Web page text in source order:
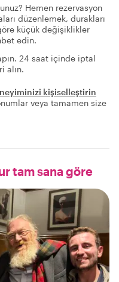
Hemen rezervasyon
düzenlemek, durakları
küçük değişiklikler
edin.
24 saat içinde iptal
alın.
kişiselleştirin
veya tamamen size
tam sana göre